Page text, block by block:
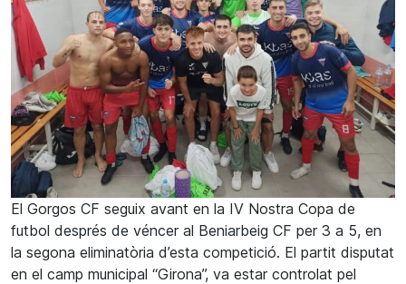
El Gorgos CF seguix avant en la IV Nostra Copa de
futbol després de véncer al Beniarbeig CF per 3 a 5, en
la segona eliminatòria d’esta competició. El partit disputat
en el camp municipal “Girona”, va estar controlat pel